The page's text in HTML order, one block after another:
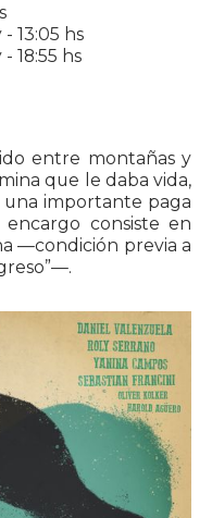
13:05 hs
18:55 hs
entre montañas y
que le daba vida,
una importante paga
encargo consiste en
—condición previa a